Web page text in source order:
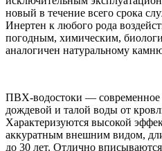
новый в течение всего срока
Инертен к любого рода
погодным, химическим,
аналогичен натуральному
ПВХ-водостоки — современное
дождевой и талой воды от
Характеризуются высокой
аккуратным внешним видом,
до 30 лет. Отлично